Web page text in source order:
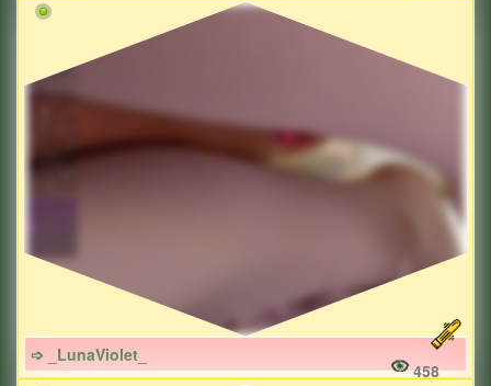
➩ _LunaViolet_
458